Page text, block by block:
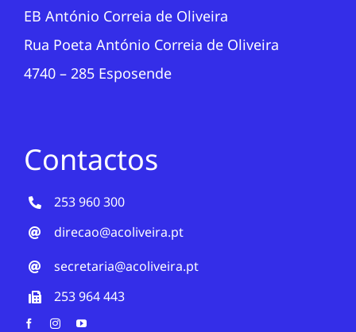
EB António Correia de Oliveira
Rua Poeta António Correia de Oliveira
4740 – 285 Esposende
Contactos
253 960 300
direcao@acoliveira.pt
secretaria@acoliveira.pt
253 964 443